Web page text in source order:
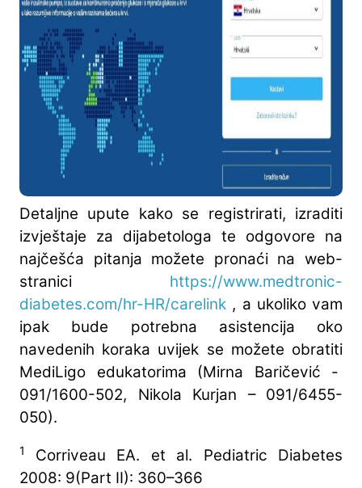
Detaljne upute kako se registrirati, izraditi
izvještaje za dijabetologa te odgovore na
najčešća pitanja možete pronaći na web-
stranici https://www.medtronic-
diabetes.com/hr-HR/carelink , a ukoliko vam
ipak bude potrebna asistencija oko
navedenih koraka uvijek se možete obratiti
MediLigo edukatorima (Mirna Baričević -
091/1600-502, Nikola Kurjan – 091/6455-
050).
1 Corriveau EA. et al. Pediatric Diabetes
2008: 9(Part II): 360–366